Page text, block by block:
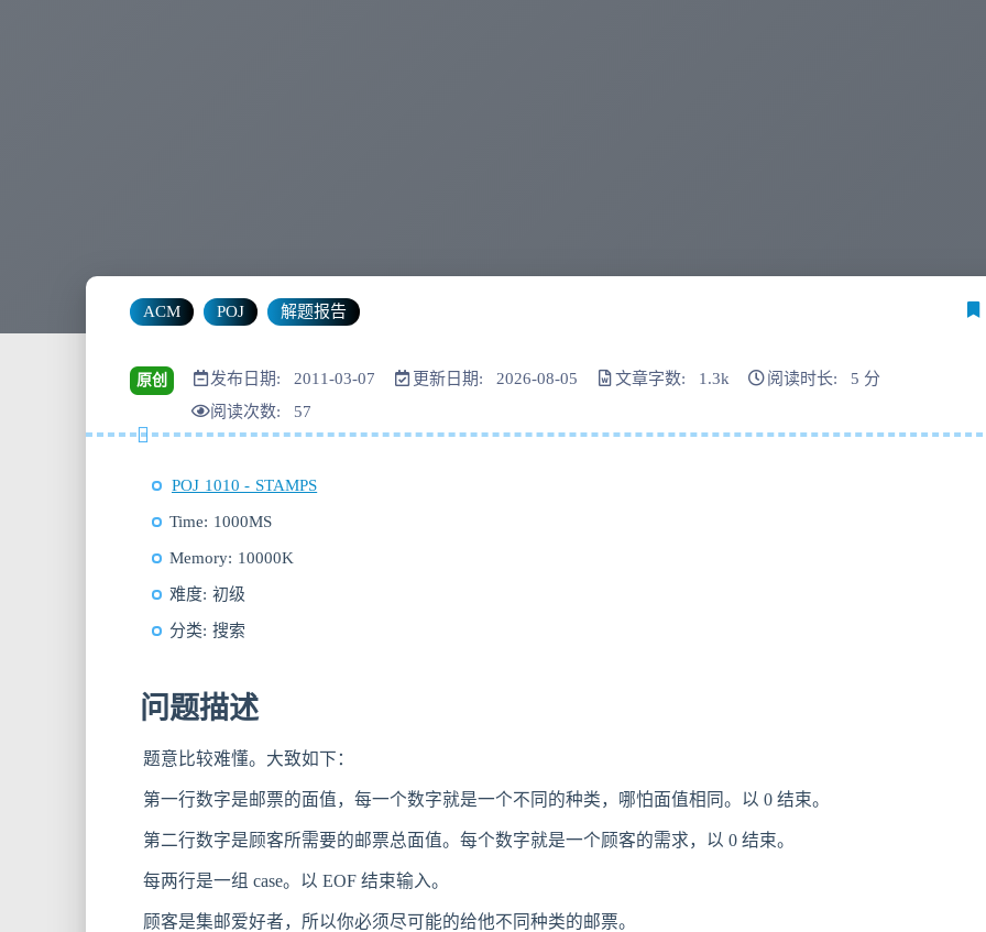
ACM POJ 解题报告
原创 发布日期: 2011-03-07 更新日期: 2026-08-05 文章字数: 1.3k
阅读时长: 5 分
阅读次数: 57
POJ 1010 - STAMPS
Time: 1000MS
Memory: 10000K
难度: 初级
分类: 搜索
问题描述
题意比较难懂。大致如下：
第一行数字是邮票的面值，每一个数字就是一个不同的种类，哪怕面值相同。以 0 结束。
第二行数字是顾客所需要的邮票总面值。每个数字就是一个顾客的需求，以 0 结束。
每两行是一组 case。以 EOF 结束输入。
顾客是集邮爱好者，所以你必须尽可能的给他不同种类的邮票。